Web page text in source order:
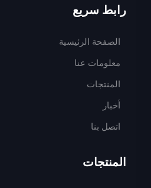
رابط سريع
الصفحة الرئيسية
معلومات عنا
المنتجات
أخبار
اتصل بنا
المنتجات